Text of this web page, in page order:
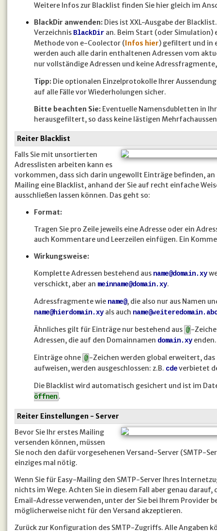
Weitere Infos zur Blacklist finden Sie hier gleich im
BlackDir anwenden: Dies ist XXL-Ausgabe der
Verzeichnis BlackDir an. Beim Start (oder Simulation)
Methode von e-Coolector (Infos hier) gefiltert und in
werden auch alle darin enthaltenen Adressen vom
nur vollständige Adressen und keine
Tipp: Die optionalen Einzelprotokolle Ihrer
auf alle Fälle vor Wiederholungen sicher.
Bitte beachten Sie: Eventuelle Namensdubletten in
herausgefiltert, so dass keine lästigen
Reiter Blacklist
Falls Sie mit unsortierten
Adresslisten arbeiten kann es
vorkommen, dass sich darin ungewollt Einträge befinden,
Mailing eine Blacklist, anhand der Sie auf recht einfache
ausschließen lassen können. Das geht so:
Format:
Tragen Sie pro Zeile jeweils eine Adresse oder ein
auch Kommentare und Leerzeilen einfügen. Ein
Wirkungsweise:
Komplette Adressen bestehend aus name@domain.xy
verschickt, aber an meinname@domain.xy.
Adressfragmente wie name@, die also nur aus Namen
name@hierdomain.xy als auch
Ähnliches gilt für Einträge nur bestehend aus @ -
Adressen, die auf den Domainnamen domain.xy enden.
Einträge ohne @ -Zeichen werden global erweitert,
aufweisen, werden ausgeschlossen: z.B. cdeverbietet
Die Blacklist wird automatisch gesichert und ist im
öffnen .
Reiter Einstellungen - Server
Bevor Sie Ihr erstes Mailing
versenden können, müssen
Sie noch den dafür vorgesehenen Versand-Server (SMTP-
einziges mal nötig.
Wenn Sie für Easy-Mailing den SMTP-Server Ihres
nichts im Wege. Achten Sie in diesem Fall aber genau darauf,
Email-Adresse verwenden, unter der Sie bei Ihrem
möglicherweise nicht für den Versand akzeptieren.
Zurück zur Konfiguration des SMTP-Zugriffs. Alle Angaben